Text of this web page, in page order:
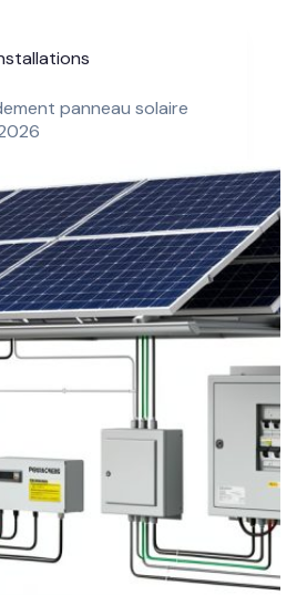
panneau solaire